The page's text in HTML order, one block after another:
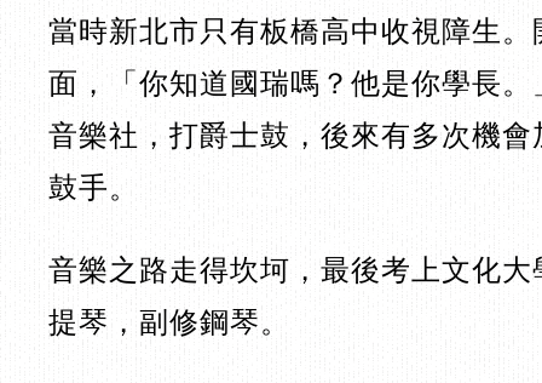
當時新北市只有板橋高中收視障生
面，「你知道國瑞嗎？他是你學長
音樂社，打爵士鼓，後來有多次機
鼓手。
音樂之路走得坎坷，最後考上文化
提琴，副修鋼琴。